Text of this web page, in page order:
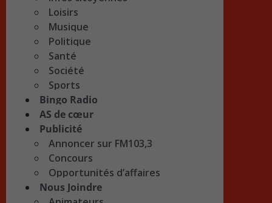
Loisirs
Musique
Politique
Santé
Société
Sports
Bingo Radio
AS de cœur
Publicité
Annoncer sur FM103,3
Concours
Opportunités d’affaires
Nous Joindre